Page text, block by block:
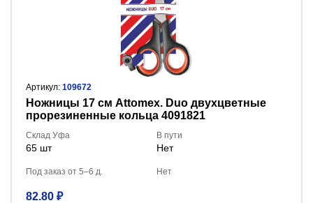
Артикул: 109672
Ножницы 17 см Attomex. Duo двухцветные
прорезиненные кольца 4091821
Склад Уфа
65 шт
В пути
Нет
Под заказ от 5–6 д. Нет
82.80 ₽